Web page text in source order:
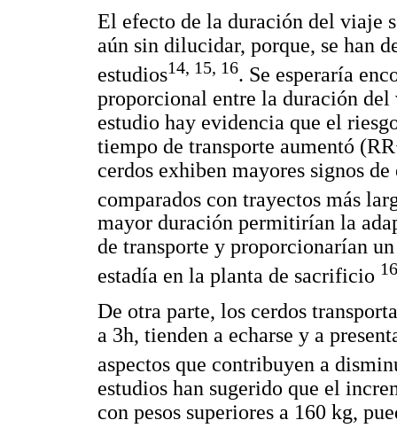
El efecto de la duración del viaje
aún sin dilucidar, porque, se han
estudios14, 15, 16. Se esperaría
proporcional entre la duración
estudio hay evidencia que el
tiempo de transporte aumentó
cerdos exhiben mayores signos
comparados con trayectos más
mayor duración permitirían la
de transporte y proporcionarían
estadía en la planta de sacrificio 16
De otra parte, los cerdos
a 3h, tienden a echarse y a
aspectos que contribuyen a
estudios han sugerido que el
con pesos superiores a 160 kg,